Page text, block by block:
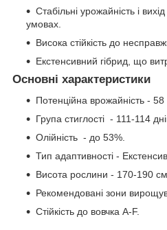
Стабільні урожайність і
умовах.
Висока стійкість до
Екстенсивний гібрид, що
Основні характеристики
Потенцiйна врожайність - 58
Група стиглостi - 111-114
Олiйнiсть - до 53%.
Тип адаптивності -
Висота рослини - 170-190 см.
Рекомендованi зони
Стiйкiсть до вовчка A-F.